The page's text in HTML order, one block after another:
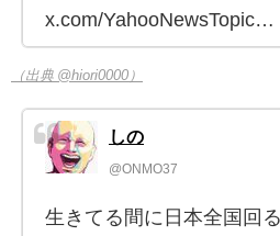
x.com/YahooNewsTopic…
（出典 @hiori0000）
しの
@ONMO37
生きてる間に日本全国回